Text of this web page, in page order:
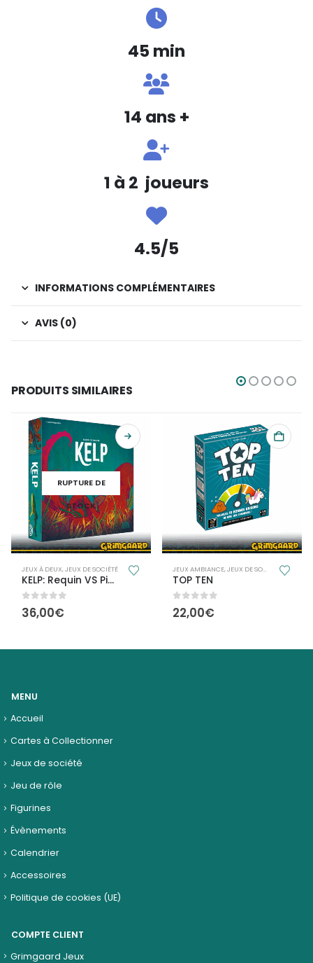
45 min
14 ans +
1 à 2 joueurs
4.5/5
INFORMATIONS COMPLÉMENTAIRES
AVIS (0)
PRODUITS SIMILAIRES
RUPTURE DE
STOCK
JEUX À DEUX,JEUX DE SOCIÉTÉ
KELP: Requin VS Pieuvre
0 out of 5
36,00€
JEUX AMBIANCE,JEUX DE SOCIÉTÉ ,JEUX
TOP TEN
0out of 5
22,00€
MENU
Accueil
Cartes à Collectionner
Jeux de société
Jeu de rôle
Figurines
Évènements
Calendrier
Accessoires
Politique de cookies (UE)
COMPTE CLIENT
Grimgaard Jeux